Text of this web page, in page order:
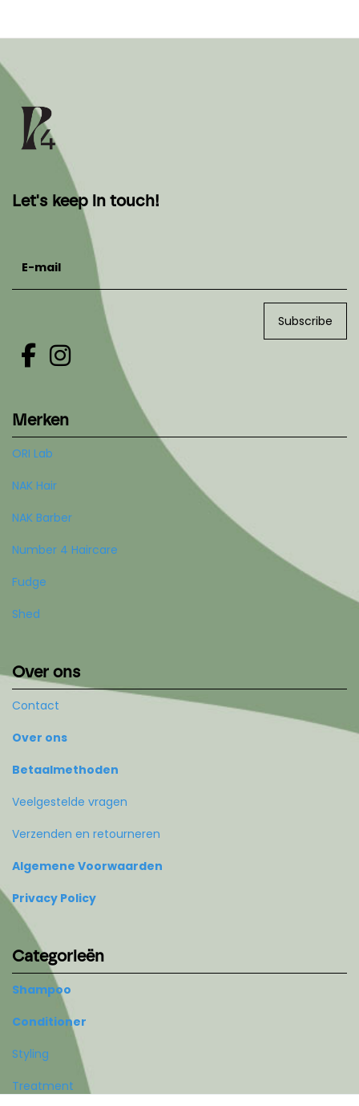
Let's keep in touch!
Subscribe
Merken
ORI Lab
NAK Hair
NAK Barber
Number 4 Haircare
Fudge
Shed
Over ons
Contact
Over ons
Betaalmethoden
Veelgestelde vragen
Verzenden en retourneren
Algemene Voorwaarden
Privacy Policy
Categorieën
Shampoo
Conditioner
Styling
Treatment